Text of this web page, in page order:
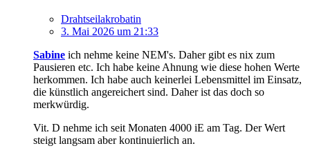
Drahtseilakrobatin
3. Mai 2026 um 21:33
Sabine ich nehme keine NEM's. Daher gibt es nix zum
Pausieren etc. Ich habe keine Ahnung wie diese hohen Werte
herkommen. Ich habe auch keinerlei Lebensmittel im Einsatz,
die künstlich angereichert sind. Daher ist das doch so
merkwürdig.
Vit. D nehme ich seit Monaten 4000 iE am Tag. Der Wert
steigt langsam aber kontinuierlich an.